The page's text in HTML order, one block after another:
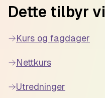
Dette tilbyr vi
Kurs og fagdager
Nettkurs
Utredninger